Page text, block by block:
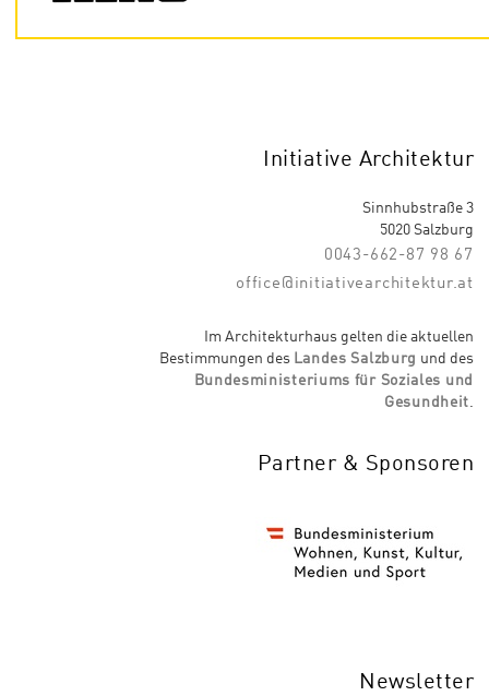
Initiative Architektur
Sinnhubstraße 3
5020 Salzburg
0043-662-87 98 67
office@initiativearchitektur.at
Im Architekturhaus gelten die aktuellen
Bestimmungen des Landes Salzburg und des
Bundesministeriums für Soziales und
Gesundheit
Partner & Sponsoren
Newsletter